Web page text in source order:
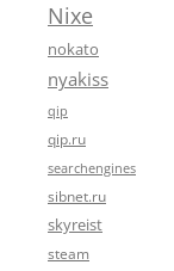
Nixe
nokato
nyakiss
qip
qip.ru
searchengines
sibnet.ru
skyreist
steam